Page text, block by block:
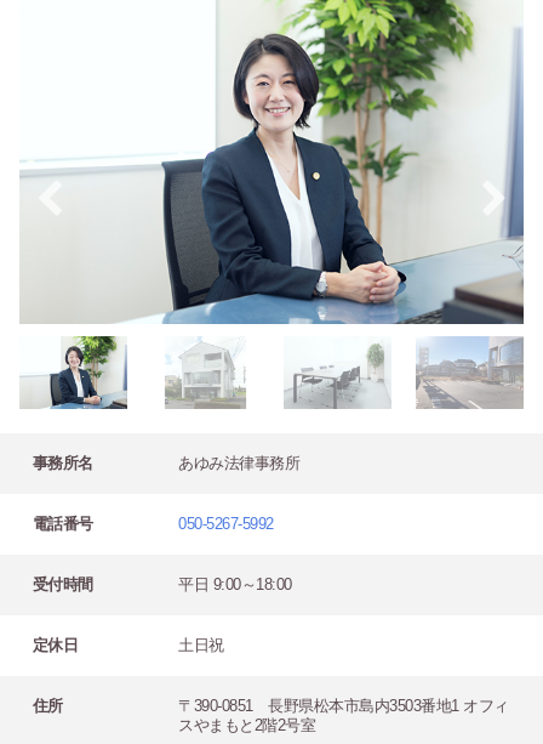
事務所名 あゆみ法律事務所
電話番号 050-5267-5992
受付時間 平日 9:00～18:00
定休日 土日祝
住所
〒390-0851 長野県松本市島内3503番地1 オフィ
スやまもと2階2号室